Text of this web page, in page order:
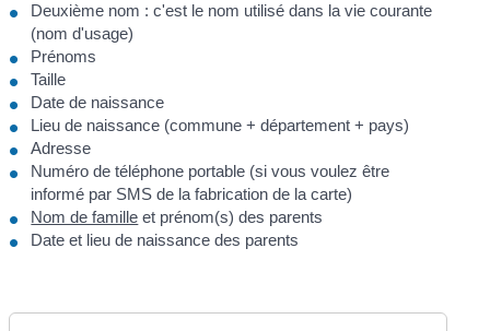
Deuxième nom : c'est le nom utilisé dans la vie courante
(nom d'usage)
Prénoms
Taille
Date de naissance
Lieu de naissance (commune + département + pays)
Adresse
Numéro de téléphone portable (si vous voulez être
informé par SMS de la fabrication de la carte)
Nom de famille et prénom(s) des parents
Date et lieu de naissance des parents